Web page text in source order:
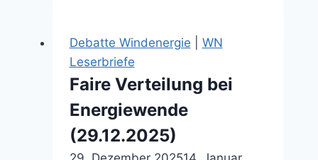
(12.06.2026)
Debatte Windenergie
WN
Leserbriefe
Faire Verteilung bei
Energiewende
(29.12.2025)